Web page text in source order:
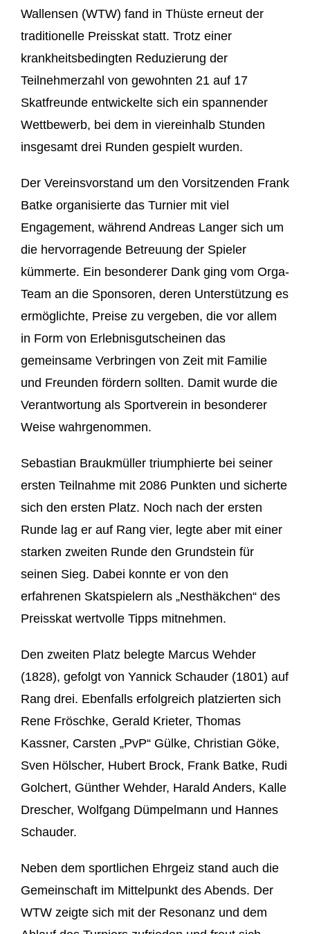
Wallensen (WTW) fand in Thüste erneut der
traditionelle Preisskat statt. Trotz einer
krankheitsbedingten Reduzierung der
Teilnehmerzahl von gewohnten 21 auf 17
Skatfreunde entwickelte sich ein spannender
Wettbewerb, bei dem in viereinhalb Stunden
insgesamt drei Runden gespielt wurden.
Der Vereinsvorstand um den Vorsitzenden Frank
Batke organisierte das Turnier mit viel
Engagement, während Andreas Langer sich um
die hervorragende Betreuung der Spieler
kümmerte. Ein besonderer Dank ging vom Orga-
Team an die Sponsoren, deren Unterstützung es
ermöglichte, Preise zu vergeben, die vor allem
in Form von Erlebnisgutscheinen das
gemeinsame Verbringen von Zeit mit Familie
und Freunden fördern sollten. Damit wurde die
Verantwortung als Sportverein in besonderer
Weise wahrgenommen.
Sebastian Braukmüller triumphierte bei seiner
ersten Teilnahme mit 2086 Punkten und sicherte
sich den ersten Platz. Noch nach der ersten
Runde lag er auf Rang vier, legte aber mit einer
starken zweiten Runde den Grundstein für
seinen Sieg. Dabei konnte er von den
erfahrenen Skatspielern als „Nesthäkchen“ des
Preisskat wertvolle Tipps mitnehmen.
Den zweiten Platz belegte Marcus Wehder
(1828), gefolgt von Yannick Schauder (1801) auf
Rang drei. Ebenfalls erfolgreich platzierten sich
Rene Fröschke, Gerald Krieter, Thomas
Kassner, Carsten „PvP“ Gülke, Christian Göke,
Sven Hölscher, Hubert Brock, Frank Batke, Rudi
Golchert, Günther Wehder, Harald Anders, Kalle
Drescher, Wolfgang Dümpelmann und Hannes
Schauder.
Neben dem sportlichen Ehrgeiz stand auch die
Gemeinschaft im Mittelpunkt des Abends. Der
WTW zeigte sich mit der Resonanz und dem